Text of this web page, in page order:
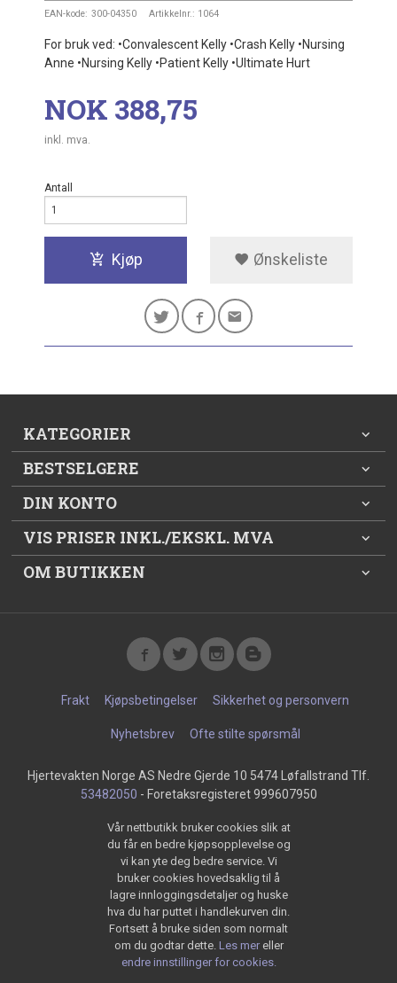
EAN-kode: 300-04350 Artikkelnr.: 1064
For bruk ved: •Convalescent Kelly •Crash Kelly •Nursing
Anne •Nursing Kelly •Patient Kelly •Ultimate Hurt
Pris
NOK 388,75
inkl. mva.
Antall
Kjøp Ønskeliste
KATEGORIER
BESTSELGERE
DIN KONTO
VIS PRISER INKL./EKSKL. MVA
OM BUTIKKEN
Frakt Kjøpsbetingelser Sikkerhet og personvern
Nyhetsbrev Ofte stilte spørsmål
Hjertevakten Norge AS Nedre Gjerde 10 5474 Løfallstrand Tlf.
53482050 - Foretaksregisteret 999607950
Vår nettbutikk bruker cookies slik at
du får en bedre kjøpsopplevelse og
vi kan yte deg bedre service. Vi
bruker cookies hovedsaklig til å
lagre innloggingsdetaljer og huske
hva du har puttet i handlekurven din.
Fortsett å bruke siden som normalt
om du godtar dette. Les mer eller
endre innstillinger for cookies.